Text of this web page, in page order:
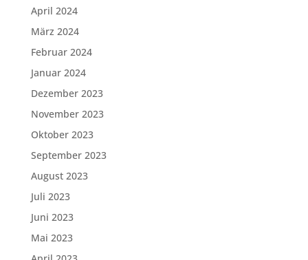
April 2024
März 2024
Februar 2024
Januar 2024
Dezember 2023
November 2023
Oktober 2023
September 2023
August 2023
Juli 2023
Juni 2023
Mai 2023